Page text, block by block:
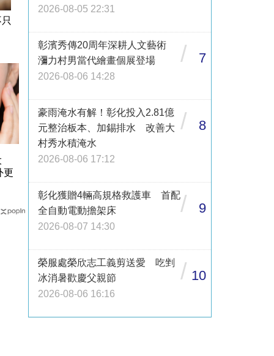
更
2026-08-05 22:31
彰濱秀傳20周年深耕人文藝術
瀰力村男當代繪畫個展登場
2026-08-06 14:28
/ 7
豪雨淹水有解！彰化投入2.81億
元整治板本、加錫排水 改善大
村秀水積淹水
2026-08-06 17:12
/ 8
彰化獲贈4輛高規格救護車 首配
全自動電動擔架床
2026-08-07 14:30
/ 9
榮服處榮欣志工義剪送愛 吃剉
冰消暑歡慶父親節
2026-08-06 16:16
/ 10